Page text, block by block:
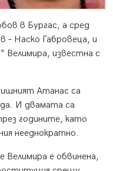
в Бургас, а сред
– Наско Габровеца, и
Велимира, известна с
Атанас са
И двамата са
годините, като
нееднократно.
Велимира е обвинена,